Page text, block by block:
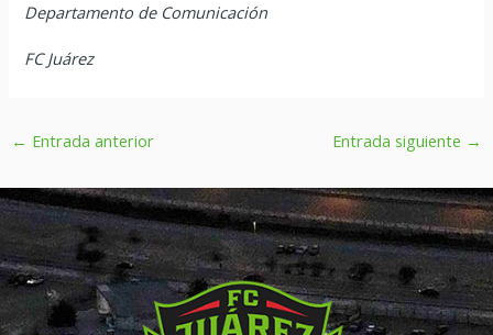
Departamento de Comunicación
FC Juárez
← Entrada anterior Entrada siguiente →